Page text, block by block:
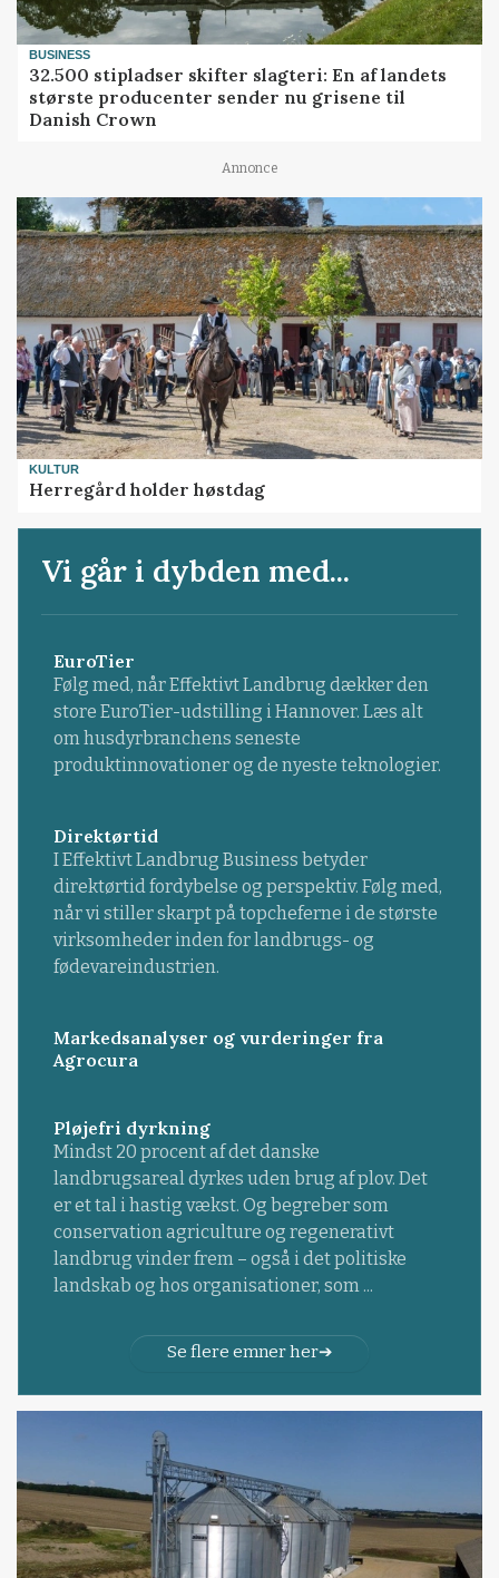
BUSINESS
32.500 stipladser skifter slagteri: En af landets
største producenter sender nu grisene til
Danish Crown
Annonce
KULTUR
Herregård holder høstdag
Vi går i dybden med...
EuroTier
Følg med, når Effektivt Landbrug dækker den
store EuroTier-udstilling i Hannover. Læs alt
om husdyrbranchens seneste
produktinnovationer og de nyeste teknologier.
Direktørtid
I Effektivt Landbrug Business betyder
direktørtid fordybelse og perspektiv. Følg med,
når vi stiller skarpt på topcheferne i de største
virksomheder inden for landbrugs- og
fødevareindustrien.
Markedsanalyser og vurderinger fra
Agrocura
Pløjefri dyrkning
Mindst 20 procent af det danske
landbrugsareal dyrkes uden brug af plov. Det
er et tal i hastig vækst. Og begreber som
conservation agriculture og regenerativt
landbrug vinder frem – også i det politiske
landskab og hos organisationer, som ...
Se flere emner her